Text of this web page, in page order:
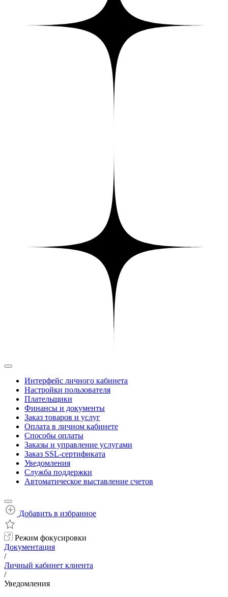
Интерфейс личного кабинета
Настройки пользователя
Плательщики
Финансы и документы
Заказ товаров и услуг
Оплата в личном кабинете
Способы оплаты
Заказы и управление услугами
Заказ SSL-сертификата
Уведомления
Служба поддержки
Автоматическое выставление счетов
Добавить в избранное
Режим фокусировки
Документация
/
Личный кабинет клиента
/
Уведомления